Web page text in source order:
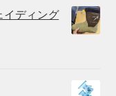
イディング